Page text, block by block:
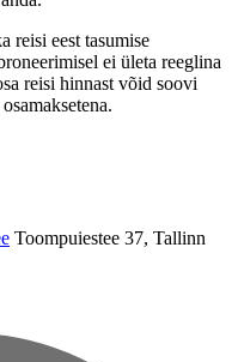
reisi eest tasumise
ei ületa reeglina
reisi hinnast võid soovi
Toompuiestee 37, Tallinn